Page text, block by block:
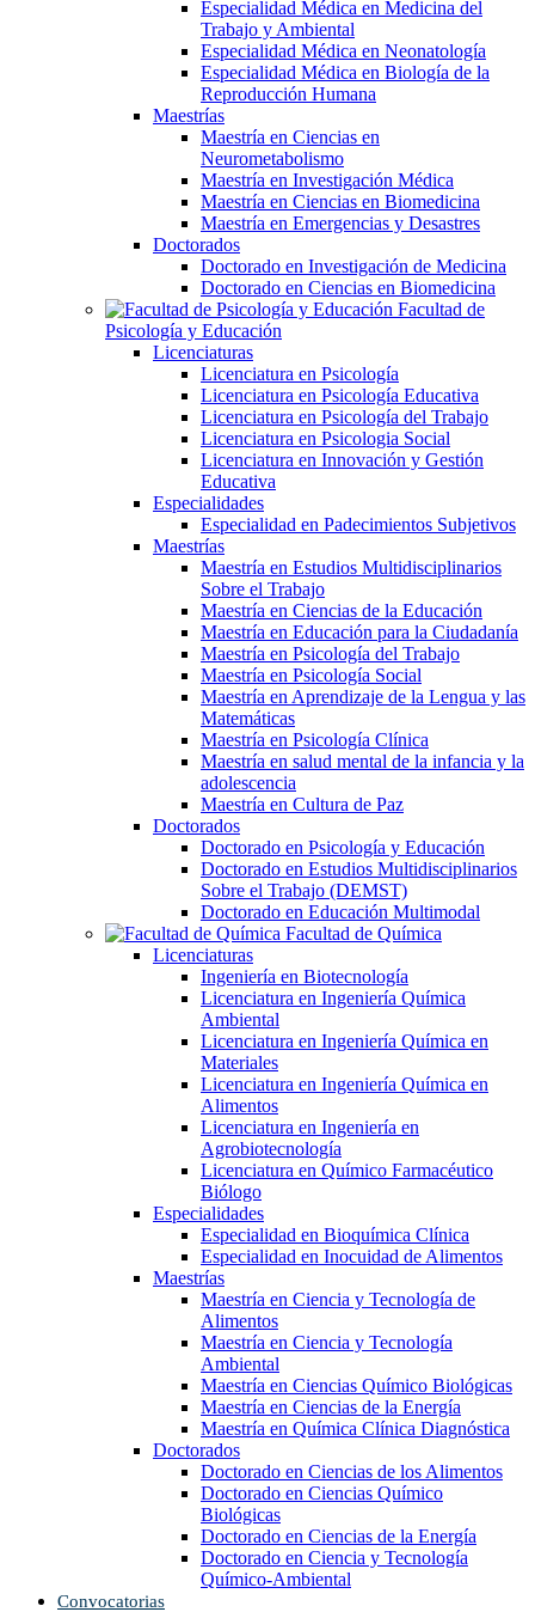
Especialidad Médica en Medicina del
Trabajo y Ambiental
Especialidad Médica en Neonatología
Especialidad Médica en Biología de la
Reproducción Humana
Maestrías
Maestría en Ciencias en
Neurometabolismo
Maestría en Investigación Médica
Maestría en Ciencias en Biomedicina
Maestría en Emergencias y Desastres
Doctorados
Doctorado en Investigación de Medicina
Doctorado en Ciencias en Biomedicina
Facultad de
Psicología y Educación
Licenciaturas
Licenciatura en Psicología
Licenciatura en Psicología Educativa
Licenciatura en Psicología del Trabajo
Licenciatura en Psicologia Social
Licenciatura en Innovación y Gestión
Educativa
Especialidades
Especialidad en Padecimientos Subjetivos
Maestrías
Maestría en Estudios Multidisciplinarios
Sobre el Trabajo
Maestría en Ciencias de la Educación
Maestría en Educación para la Ciudadanía
Maestría en Psicología del Trabajo
Maestría en Psicología Social
Maestría en Aprendizaje de la Lengua y las
Matemáticas
Maestría en Psicología Clínica
Maestría en salud mental de la infancia y la
adolescencia
Maestría en Cultura de Paz
Doctorados
Doctorado en Psicología y Educación
Doctorado en Estudios Multidisciplinarios
Sobre el Trabajo (DEMST)
Doctorado en Educación Multimodal
Facultad de Química
Licenciaturas
Ingeniería en Biotecnología
Licenciatura en Ingeniería Química
Ambiental
Licenciatura en Ingeniería Química en
Materiales
Licenciatura en Ingeniería Química en
Alimentos
Licenciatura en Ingeniería en
Agrobiotecnología
Licenciatura en Químico Farmacéutico
Biólogo
Especialidades
Especialidad en Bioquímica Clínica
Especialidad en Inocuidad de Alimentos
Maestrías
Maestría en Ciencia y Tecnología de
Alimentos
Maestría en Ciencia y Tecnología
Ambiental
Maestría en Ciencias Químico Biológicas
Maestría en Ciencias de la Energía
Maestría en Química Clínica Diagnóstica
Doctorados
Doctorado en Ciencias de los Alimentos
Doctorado en Ciencias Químico
Biológicas
Doctorado en Ciencias de la Energía
Doctorado en Ciencia y Tecnología
Químico-Ambiental
Convocatorias